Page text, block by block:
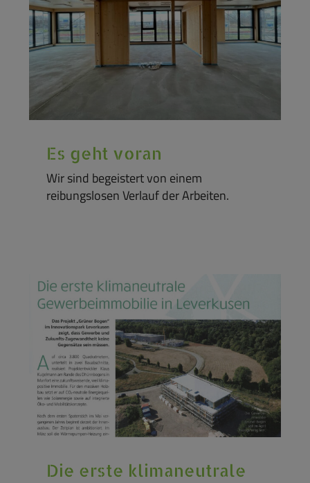
Es geht voran
Wir sind begeistert von einem
reibungslosen Verlauf der Arbeiten.
Die erste klimaneutrale